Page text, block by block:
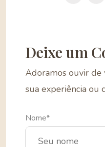
Deixe um
Adoramos ouvir de
sua experiência ou
Nome*